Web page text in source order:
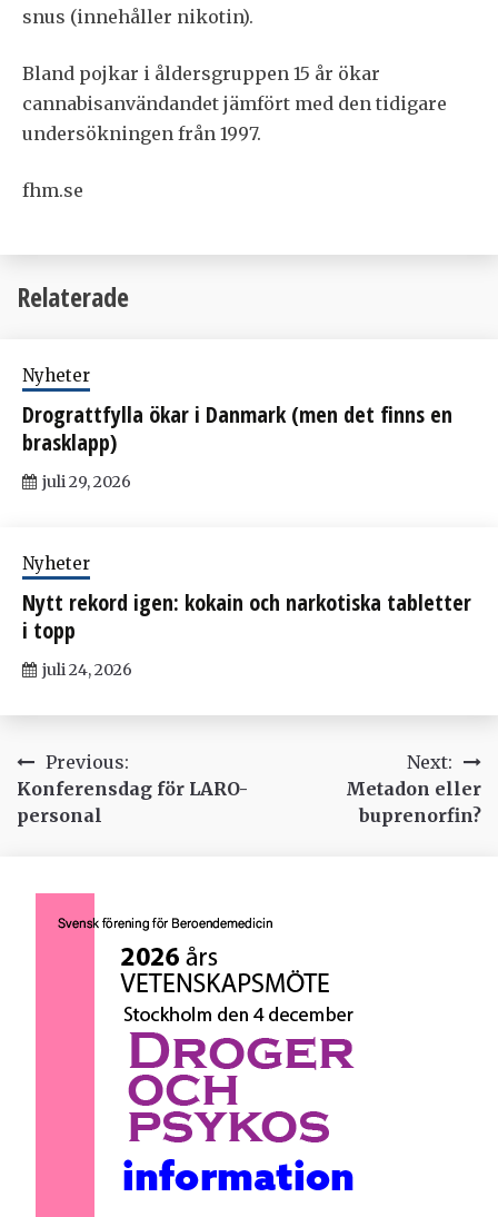
snus (innehåller nikotin).
Bland pojkar i åldersgruppen 15 år ökar
cannabisanvändandet jämfört med den tidigare
undersökningen från 1997.
fhm.se
Relaterade
Nyheter
Drograttfylla ökar i Danmark (men det finns en
brasklapp)
juli 29, 2026
Nyheter
Nytt rekord igen: kokain och narkotiska tabletter
i topp
juli 24, 2026
Inläggsnavigering
Previous:
Konferensdag för LARO-
personal
Next:
Metadon eller
buprenorfin?